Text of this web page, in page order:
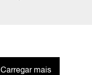
Carregar mais